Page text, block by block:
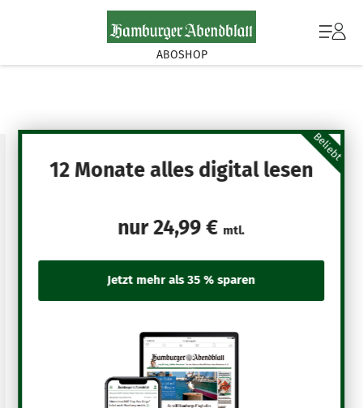
ABOSHOP
Beliebt
12 Monate alles digital lesen
nur24,99 € mtl.